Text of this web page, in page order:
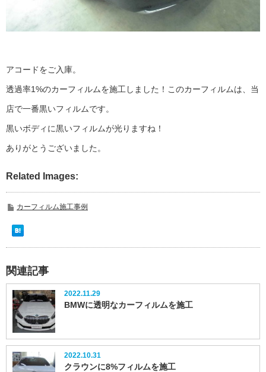
アコードをご入庫。
透過率1%のカーフィルムを施工しました！このカーフィルムは、当
店で一番黒いフィルムです。
黒いボディに黒いフィルムが光りますね！
ありがとうございました。
Related Images:
カーフィルム施工事例
関連記事
2022.11.29
BMWに透明なカーフィルムを施工
2022.10.31
クラウンに8%フィルムを施工